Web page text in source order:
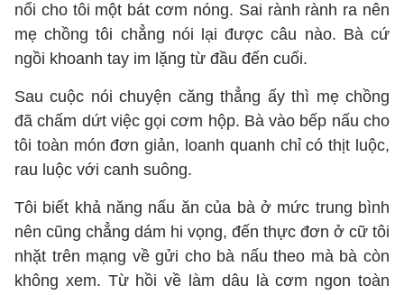
nổi cho tôi một bát cơm nóng. Sai rành rành ra nên
mẹ chồng tôi chẳng nói lại được câu nào. Bà cứ
ngồi khoanh tay im lặng từ đầu đến cuối.
Sau cuộc nói chuyện căng thẳng ấy thì mẹ chồng
đã chấm dứt việc gọi cơm hộp. Bà vào bếp nấu cho
tôi toàn món đơn giản, loanh quanh chỉ có thịt luộc,
rau luộc với canh suông.
Tôi biết khả năng nấu ăn của bà ở mức trung bình
nên cũng chẳng dám hi vọng, đến thực đơn ở cữ tôi
nhặt trên mạng về gửi cho bà nấu theo mà bà còn
không xem. Từ hồi về làm dâu là cơm ngon toàn